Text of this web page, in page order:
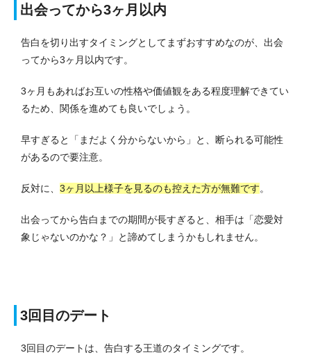
出会ってから3ヶ月以内
告白を切り出すタイミングとしてまずおすすめなのが、出会
ってから3ヶ月以内です。
3ヶ月もあればお互いの性格や価値観をある程度理解できてい
るため、関係を進めても良いでしょう。
早すぎると「まだよく分からないから」と、断られる可能性
があるので要注意。
反対に、 3ヶ月以上様子を見るのも控えた方が無難です。
出会ってから告白までの期間が長すぎると、相手は「恋愛対
象じゃないのかな？」と諦めてしまうかもしれません。
3回目のデート
3回目のデートは、告白する王道のタイミングです。